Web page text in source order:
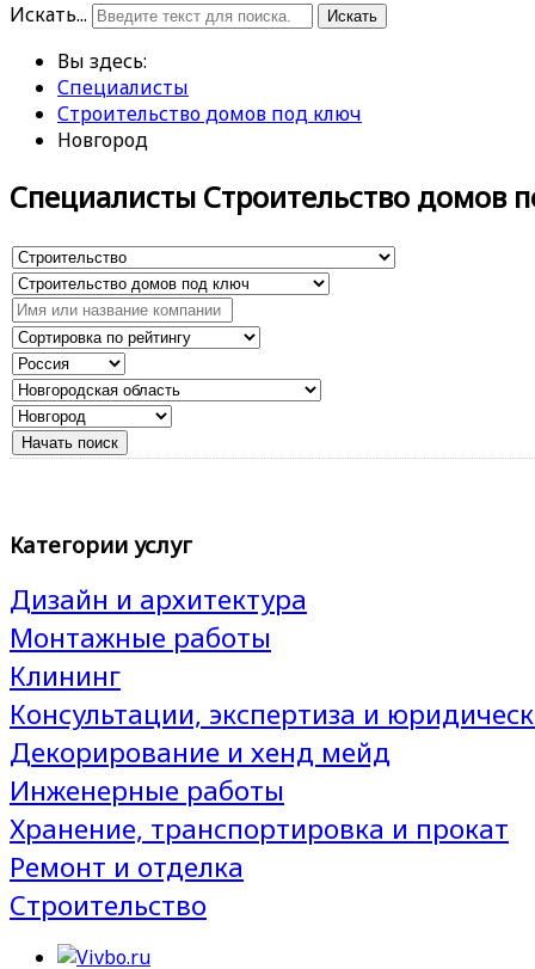
Искать...
Искать
Вы здесь:
Специалисты
Строительство домов под ключ
Новгород
Специалисты Строительство домов
Категории услуг
Дизайн и архитектура
Монтажные работы
Клининг
Консультации, экспертиза и
Декорирование и хенд мейд
Инженерные работы
Хранение, транспортировка и прокат
Ремонт и отделка
Строительство